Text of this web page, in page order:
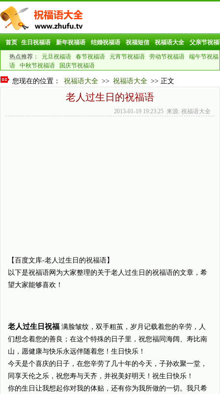
首页 生日祝福语 新年祝福语 结婚祝福语 祝福短信 祝福语大全 父亲节祝
热点推荐： 元旦祝福语 春节祝福语 元宵节祝福语 劳动节祝福语
端午节祝福
语
中秋节祝福语 国庆节祝福语
您现在的位置： 祝福语大全 >> 祝福语大全 >> 正文
老人过生日的祝福语
2013-01-19 19:23:25 来源: 祝福语大全
【百度文库-老人过生日的祝福语】
以下是祝福语网为大家整理的关于老人过生日的祝福语的文章，希
望大家能够喜欢！
老人过生日祝福 满脸皱纹，双手粗茧，岁月记载着您的辛劳，人
们想念着您的善良；在这个特殊的日子里，祝您福同海阔、寿比南
山，愿健康与快乐永远伴随着您！生日快乐！
今天是个喜庆的日子，在您辛劳了几十年的今天，子孙欢聚一堂，
同享天伦之乐，祝您寿与天齐，并祝美好明天！祝生日快乐！
你的生日让我想起你对我的体贴，还有你为我所做的一切。我只希